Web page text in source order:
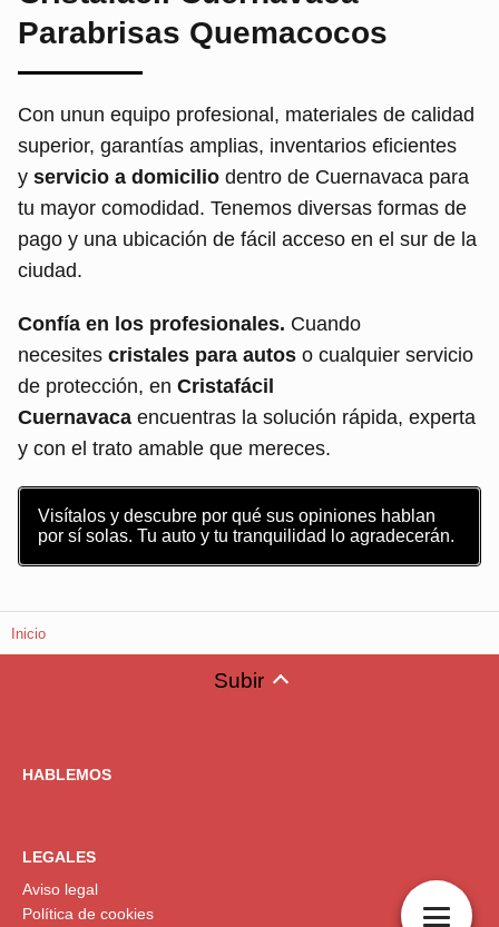
Parabrisas Quemacocos
Con unun equipo profesional, materiales de calidad
superior, garantías amplias, inventarios eficientes
y servicio a domicilio dentro de Cuernavaca para
tu mayor comodidad. Tenemos diversas formas de
pago y una ubicación de fácil acceso en el sur de la
ciudad.
Confía en los profesionales. Cuando
necesites cristales para autos o cualquier servicio
de protección, en Cristafácil
Cuernavaca encuentras la solución rápida, experta
y con el trato amable que mereces.
Visítalos y descubre por qué sus opiniones hablan
por sí solas. Tu auto y tu tranquilidad lo agradecerán.
Inicio
Subir
HABLEMOS
LEGALES
Aviso legal
Política de cookies